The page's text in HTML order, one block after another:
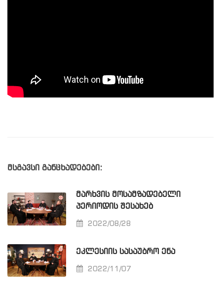
მსგავსი განცხადებები:
ᲛᲐᲠᲮᲕᲘᲡ ᲛᲝᲡᲐᲛᲖᲐᲓᲔᲑᲔᲚᲘ
ᲞᲔᲠᲘᲝᲓᲘᲡ ᲨᲔᲡᲐᲮᲔᲑ
2022/08/28
ᲔᲙᲚᲔᲡᲘᲘᲡ ᲡᲐᲡᲐᲣᲑᲠᲝ ᲔᲜᲐ
2022/11/07